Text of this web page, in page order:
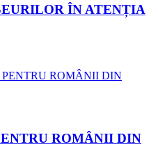
ÎN ATENȚIA
ROMÂNII DIN